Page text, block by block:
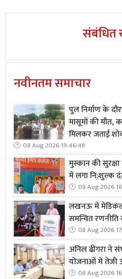
संबंधित
नवीनतम समाचार
पुल निर्माण के
मासूमों की मौत,
मिलकर जताई
08 Aug 2026 19:46:48
मुस्कान की
में लगा नि:शुल्क
08 Aug 2026
लखनऊ में मेडिकल
समन्वित
08 Aug 2026
अनिल ढींगरा ने
योजनाओं में तेजी
08 Aug 2026